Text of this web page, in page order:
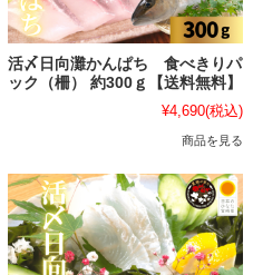
活〆日向灘かんぱち 食べきりパ
ック（柵） 約300ｇ【送料無料】
¥4,690(税込)
商品を見る